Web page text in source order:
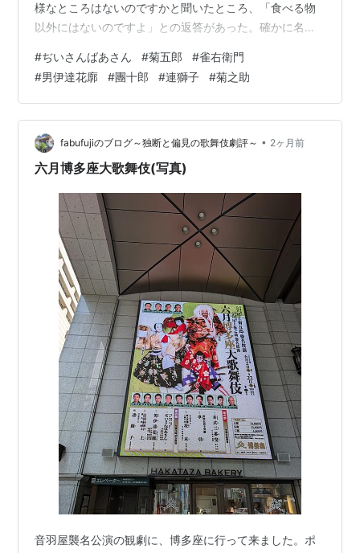
様なところはないのですかと聞いたところ、「食べる物
以外にはないのですよ」との返答があった。確かに名所
まぁそれはさておき、音羽屋襲名とあって大入り満員の
盛況。博多座に團菊が揃うと云う事も、例がないのでは
ないだろうか。 幕開きは『ぢいさんばあさん』。森鴎外
の作を「昭和の黙阿弥」宇野信夫が脚色した狂言。戦後
の作品としては、最も上演頻度の高い芝居ではないだろ
うか。今回の配役は菊五郎の伊織、雀右衛門のるん…
#ぢいさんばあさん #菊五郎 #雀右衛門
#男伊達花廓 #團十郎 #連獅子 #菊之助
fabufujiのブログ～独断と偏見の歌舞伎劇評～ • 2ヶ月前
六月博多座大歌舞伎(写真)
音羽屋襲名公演の観劇に、博多座に行って来ました。ポ